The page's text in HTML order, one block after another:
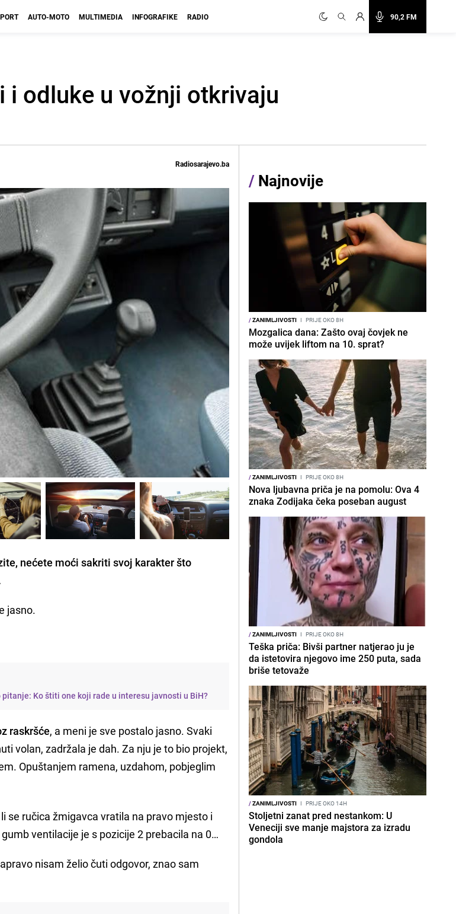
90,2 FM
AUTO-MOTO MULTIMEDIA INFOGRAFIKE RADIO
i odluke u vožnji otkrivaju
Radiosarajevo.ba
nećete moći sakriti svoj karakter što
jasno.
Ko štiti one koji rade u interesu javnosti u BiH?
raskršće, a meni je sve postalo jasno. Svaki
volan, zadržala je dah. Za nju je to bio projekt,
Opuštanjem ramena, uzdahom, pobjeglim
se ručica žmigavca vratila na pravo mjesto i
ventilacije je s pozicije 2 prebacila na 0…
nisam želio čuti odgovor, znao sam
/ Najnovije
/ZANIMLJIVOSTI I PRIJE OKO 8H
Mozgalica dana: Zašto ovaj čovjek ne
može uvijek liftom na 10. sprat?
/ZANIMLJIVOSTI I PRIJE OKO 8H
Nova ljubavna priča je na pomolu: Ova 4
znaka Zodijaka čeka poseban august
/ZANIMLJIVOSTI I PRIJE OKO 8H
Teška priča: Bivši partner natjerao ju je
da istetovira njegovo ime 250 puta, sada
briše tetovaže
/ZANIMLJIVOSTI I PRIJE OKO 14H
Stoljetni zanat pred nestankom: U
Veneciji sve manje majstora za izradu
gondola